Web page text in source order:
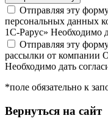
Отправляя эту
персональных данных
1С-Рарус» Необходимо
Отправляя эту
рассылки от
Необходимо дать
*поле обязательно к
Вернуться на сайт